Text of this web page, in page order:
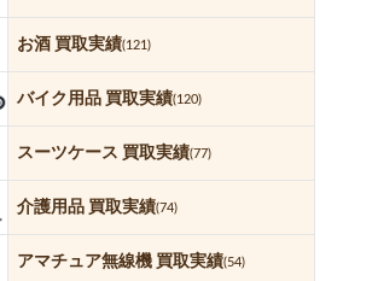
お酒 買取実績(121)
バイク用品 買取実績(120)
スーツケース 買取実績(77)
介護用品 買取実績(74)
アマチュア無線機 買取実績(54)